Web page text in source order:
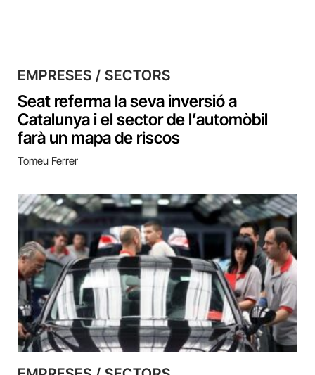
EMPRESES / SECTORS
Seat referma la seva inversió a
Catalunya i el sector de l’automòbil
farà un mapa de riscos
Tomeu Ferrer